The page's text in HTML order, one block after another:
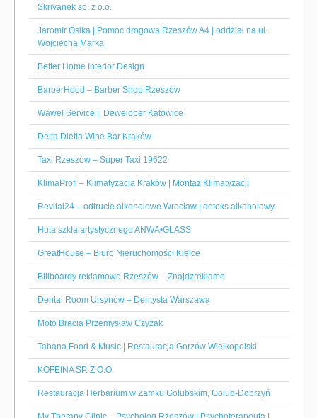
Skrivanek sp. z o.o.
Jaromir Osika | Pomoc drogowa Rzeszów A4 | oddział na ul.
Wojciecha Marka
Better Home Interior Design
BarberHood – Barber Shop Rzeszów
Wawel Service || Deweloper Katowice
Delta Dietla Wine Bar Kraków
Taxi Rzeszów – Super Taxi 19622
KlimaProfi – Klimatyzacja Kraków | Montaż Klimatyzacji
Revital24 – odtrucie alkoholowe Wrocław | detoks alkoholowy
Huta szkła artystycznego ANWA•GLASS
GreatHouse – Biuro Nieruchomości Kielce
Billboardy reklamowe Rzeszów – Znajdzreklame
Dental Room Ursynów – Dentysta Warszawa
Moto Bracia Przemysław Czyżak
Tabana Food & Music | Restauracja Gorzów Wielkopolski
KOFEINA SP. Z O.O.
Restauracja Herbarium w Zamku Golubskim, Golub-Dobrzyń